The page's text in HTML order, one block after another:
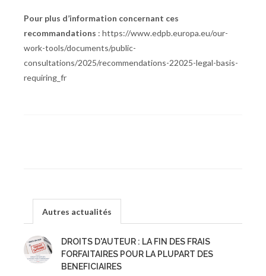
Pour plus d’information concernant ces
recommandations : https://www.edpb.europa.eu/our-
work-tools/documents/public-
consultations/2025/recommendations-22025-legal-basis-
requiring_fr
Autres actualités
DROITS D'AUTEUR : LA FIN DES FRAIS
FORFAITAIRES POUR LA PLUPART DES
BENEFICIAIRES